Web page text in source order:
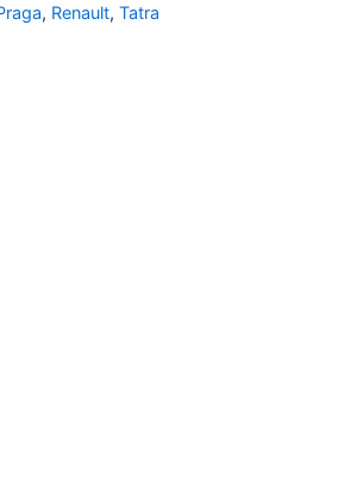
, Renault,Tatra